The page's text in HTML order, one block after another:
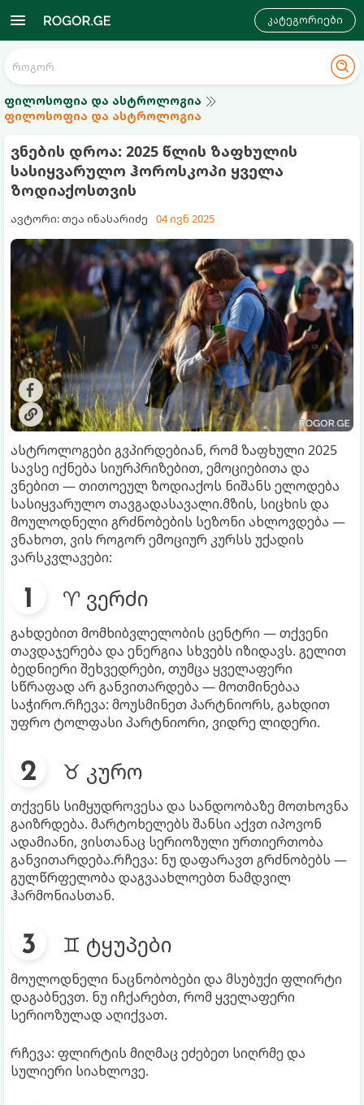
კატეგორიები
ფილოსოფია და ასტროლოგია
ფილოსოფია და ასტროლოგია
ვნების დროა: 2025 წლის ზაფხულის
სასიყვარულო ჰოროსკოპი ყველა
ზოდიაქოსთვის
ავტორი: თეა ინასარიძე 04 ივნ 2025
ასტროლოგები გვპირდებიან, რომ ზაფხული 2025
სავსე იქნება სიურპრიზებით, ემოციებითა და
ვნებით — თითოეულ ზოდიაქოს ნიშანს ელოდება
სასიყვარულო თავგადასავალი.მზის, სიცხის და
მოულოდნელი გრძნობების სეზონი ახლოვდება —
ვნახოთ, ვის როგორ ემოციურ კურსს უქადის
ვარსკვლავები:
♈ ვერძი
გახდებით მომხიბვლელობის ცენტრი — თქვენი
თავდაჯერება და ენერგია სხვებს იზიდავს. გელით
ბედნიერი შეხვედრები, თუმცა ყველაფერი
სწრაფად არ განვითარდება — მოთმინებაა
საჭირო.რჩევა: მოუსმინეთ პარტნიორს, გახდით
უფრო ტოლფასი პარტნიორი, ვიდრე ლიდერი.
♉ კურო
თქვენს სიმყუდროვესა და სანდოობაზე მოთხოვნა
გაიზრდება. მარტოხელებს შანსი აქვთ იპოვონ
ადამიანი, ვისთანაც სერიოზული ურთიერთობა
განვითარდება.რჩევა: ნუ დაფარავთ გრძნობებს —
გულწრფელობა დაგვაახლოებთ ნამდვილ
ჰარმონიასთან.
♊ ტყუპები
მოულოდნელი ნაცნობობები და მსუბუქი ფლირტი
დაგაბნევთ. ნუ იჩქარებთ, რომ ყველაფერი
სერიოზულად აღიქვათ.
რჩევა: ფლირტის მიღმაც ეძებეთ სიღრმე და
სულიერი სიახლოვე.